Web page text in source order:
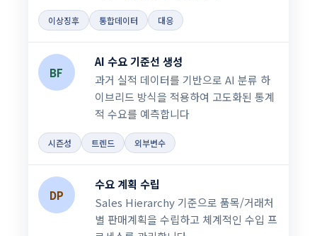
이상징후 통합데이터 대응
BF
AI 수요 기준선 생성
과거 실적 데이터를 기반으로 AI 분류 하
이브리드 방식을 적용하여 고도화된 통계
적 수요를 예측합니다
시즌성 트렌드 외부변수
DP
수요 계획 수립
Sales Hierarchy 기준으로 품목/거래처
별 판매계획을 수립하고 체계적인 수입 프